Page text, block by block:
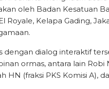
oleh Badan Kesatuan
Royale, Kelapa Gading,
dengan dialog interaktif
ormas, antara lain
HN (fraksi PKS Komisi A),